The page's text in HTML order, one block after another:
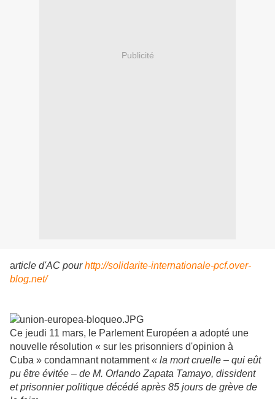
Publicité
article d'AC pourhttp://solidarite-internationale-pcf.over-
blog.net/
Ce jeudi 11 mars, le Parlement Européen a adopté une
nouvelle résolution « sur les prisonniers d'opinion à
Cuba » condamnant notamment« la mort cruelle – qui eût
pu être évitée – de M. Orlando Zapata Tamayo, dissident
et prisonnier politique décédé après 85 jours de grève de